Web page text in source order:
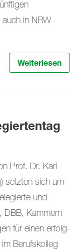
in NRW
Weiterlesen
Prof. Dr. Karl-
setzten sich am
und
DBB, Kammern
für einen erfolg­
Berufskolleg